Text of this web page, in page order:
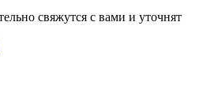
свяжутся с вами и уточнят